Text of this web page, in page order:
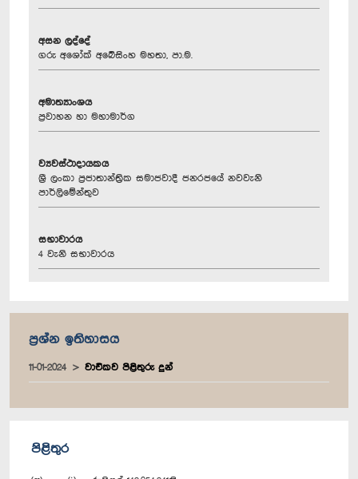
අසන ලද්දේ
ගරු අශෝක් අබේසිංහ මහතා, පා.ම.
අමාත්‍යාංශය
ප්‍රවාහන හා මහාමාර්ග
ව්‍යවස්ථාදායකය
ශ්‍රී ලංකා ප්‍රජාතාන්ත්‍රික සමාජවාදී ජනරජයේ නවවැනි
පාර්ලිමේන්තුව
සභාවාරය
4 වැනි සභාවාරය
ප්‍රශ්න ඉතිහාසය
11-01-2024 වාචිකව පිළිතුරු දුන්
පිළිතුර